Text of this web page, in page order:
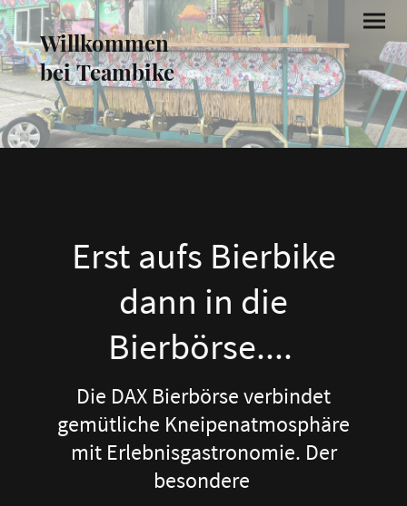
Willkommen
bei Teambike
Erst aufs Bierbike
dann in die
Bierbörse....
Die DAX Bierbörse verbindet
gemütliche Kneipenatmosphäre
mit Erlebnisgastronomie. Der
besondere